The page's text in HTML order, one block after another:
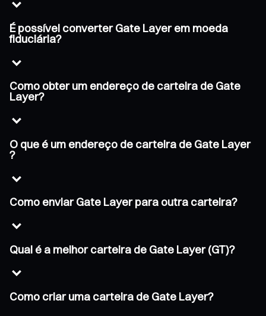
É possível converter Gate Layer em moeda
fiduciária?
Como obter um endereço de carteira de Gate
Layer?
O que é um endereço de carteira de Gate Layer
?
Como enviar Gate Layer para outra carteira?
Qual é a melhor carteira de Gate Layer (GT)?
Como criar uma carteira de Gate Layer?